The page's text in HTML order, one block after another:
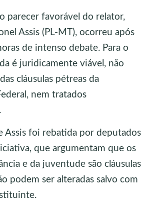
parecer favorável do relator,
Assis (PL-MT), ocorreu após
de intenso debate. Para o
é juridicamente viável, não
cláusulas pétreas da
nem tratados
Assis foi rebatida por deputados
que argumentam que os
e da juventude são cláusulas
podem ser alteradas salvo com